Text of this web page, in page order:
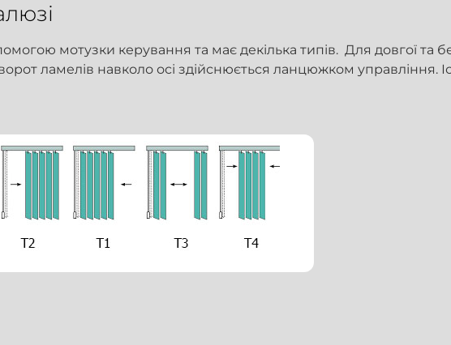
мотузки керування та має декілька типів. Для довгої та
ламелів навколо осі здійснюється ланцюжком управління.